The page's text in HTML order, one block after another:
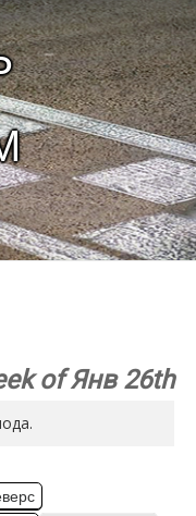
of Янв 26th